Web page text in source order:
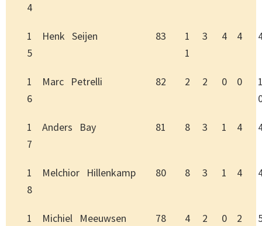
4
1
5
Henk Seijen 83
1
1
3 4 4
1
6
Marc Petrelli 82 2 2 0 0
1
7
Anders Bay 81 8 3 1 4
1
8
Melchior Hillenkamp 80 8 3 1 4
1 Michiel Meeuwsen 78 4 2 0 2